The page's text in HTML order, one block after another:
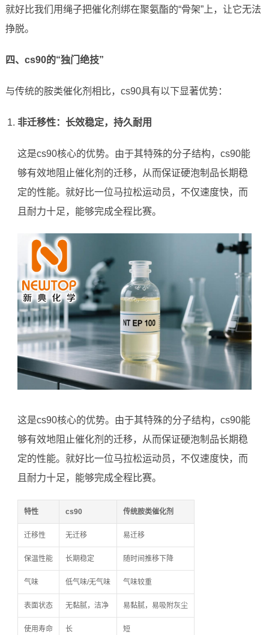
就好比我们用绳子把催化剂绑在聚氨酯的“骨架”上，让它无法
挣脱。
四、cs90的“独门绝技”
与传统的胺类催化剂相比，cs90具有以下显著优势：
非迁移性：长效稳定，持久耐用
这是cs90核心的优势。由于其特殊的分子结构，cs90能
够有效地阻止催化剂的迁移，从而保证硬泡制品长期稳
定的性能。就好比一位马拉松运动员，不仅速度快，而
且耐力十足，能够完成全程比赛。
这是cs90核心的优势。由于其特殊的分子结构，cs90能
够有效地阻止催化剂的迁移，从而保证硬泡制品长期稳
定的性能。就好比一位马拉松运动员，不仅速度快，而
且耐力十足，能够完成全程比赛。
特性 cs90 传统胺类催化剂
迁移性 无迁移 易迁移
保温性能 长期稳定 随时间推移下降
气味 低气味/无气味 气味较重
表面状态 无黏腻，洁净 易黏腻，易吸附灰尘
使用寿命 长 短